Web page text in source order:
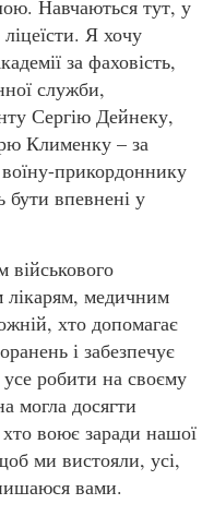
Навчаються тут, у
Я хочу
за фаховість,
служби,
Сергію Дейнеку,
Клименку – за
прикордоннику
бути впевнені у
військового
лікарям, медичним
хто допомагає
і забезпечує
робити на своєму
могла досягти
воює заради нашої
ми вистояли, усі,
вами.